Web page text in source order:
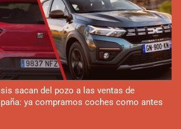
sacan del pozo a las ventas de
ya compramos coches como antes